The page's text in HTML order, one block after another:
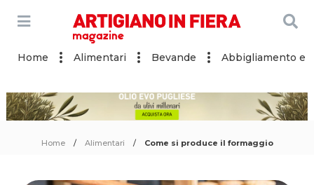
Home Alimentari Bevande Abbigliamento e
Home Alimentari Come si produce il formaggio